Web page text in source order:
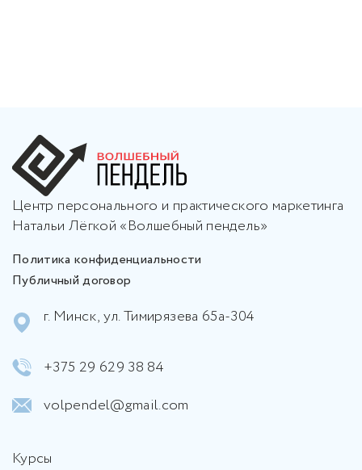
Центр персонального и практического маркетинга
Натальи Лёгкой «Волшебный пендель»
Политика конфиденциальности
Публичный договор
г. Минск, ул. Тимирязева 65а-304
+375 29 629 38 84
volpendel@gmail.com
Курсы